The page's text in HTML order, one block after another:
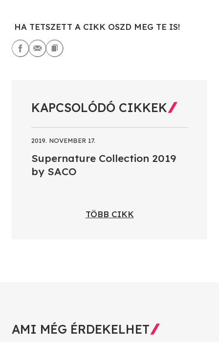
HA TETSZETT A CIKK OSZD MEG TE IS!
KAPCSOLÓDÓ CIKKEK
2019. NOVEMBER 17.
Supernature Collection 2019
by SACO
TÖBB CIKK
AMI MÉG ÉRDEKELHET